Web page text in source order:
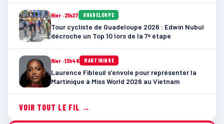
Hier · 21h27 GUADELOUPE
Tour cycliste de Guadeloupe 2026 : Edwin Nubul
décroche un Top 10 lors de la 7ᵉ étape
Hier · 13h48 MARTINIQUE
Laurence Fibleuil s’envole pour représenter la
Martinique à Miss World 2026 au Vietnam
VOIR TOUT LE FIL →